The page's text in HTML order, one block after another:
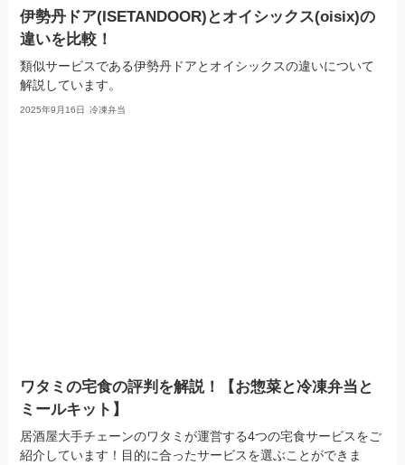
伊勢丹ドア(ISETANDOOR)とオイシックス(oisix)の
違いを比較！
類似サービスである伊勢丹ドアとオイシックスの違いについて
解説しています。
2025年9月16日 冷凍弁当
ワタミの宅食の評判を解説！【お惣菜と冷凍弁当と
ミールキット】
居酒屋大手チェーンのワタミが運営する4つの宅食サービスをご
紹介しています！目的に合ったサービスを選ぶことができま